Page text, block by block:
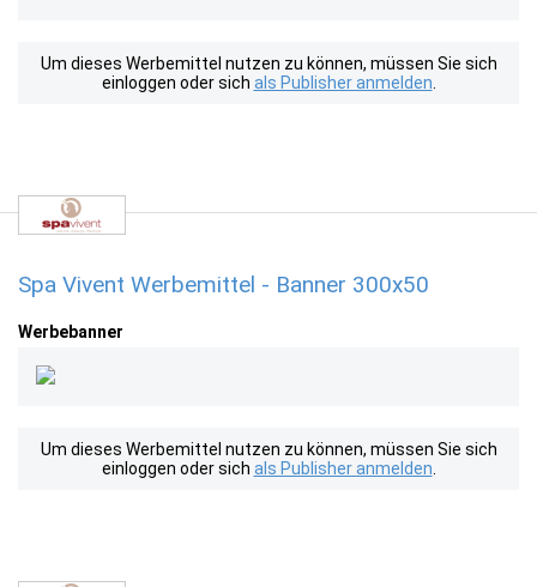
Um dieses Werbemittel nutzen zu können, müssen Sie sich
einloggen oder sich als Publisher anmelden
Spa Vivent Werbemittel - Banner 300x50
Werbebanner
Um dieses Werbemittel nutzen zu können, müssen Sie sich
einloggen oder sich als Publisher anmelden